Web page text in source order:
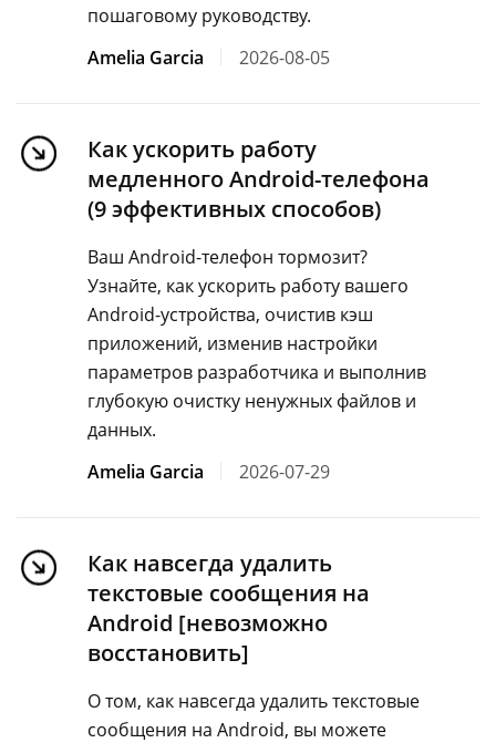
пошаговому руководству.
Amelia Garcia
2026-08-05
Как ускорить работу
медленного Android-телефона
(9 эффективных способов)
Ваш Android-телефон тормозит?
Узнайте, как ускорить работу вашего
Android-устройства, очистив кэш
приложений, изменив настройки
параметров разработчика и выполнив
глубокую очистку ненужных файлов и
данных.
Amelia Garcia
2026-07-29
Как навсегда удалить
текстовые сообщения на
Android [невозможно
восстановить]
О том, как навсегда удалить текстовые
сообщения на Android, вы можете